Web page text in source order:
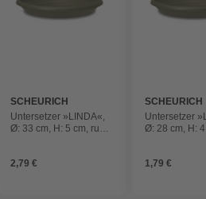
SCHEURICH
Untersetzer »LINDA«,
Ø: 33 cm, H: 5 cm, rund,
2,79 €
SCHEURICH
Untersetzer
Ø: 28 cm, H:
1,79 €